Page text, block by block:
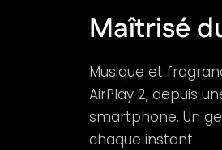
Maîtrisé
Musique et
AirPlay 2, depuis
smartphone. Un
chaque instant.